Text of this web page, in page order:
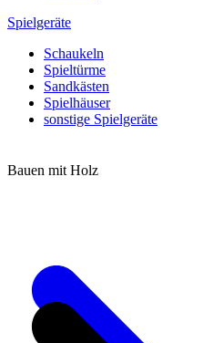
Spielgeräte
Schaukeln
Spieltürme
Sandkästen
Spielhäuser
sonstige Spielgeräte
Bauen mit Holz